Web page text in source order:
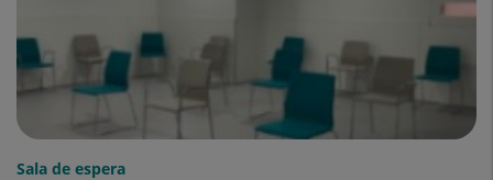
Sala de espera